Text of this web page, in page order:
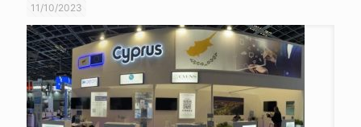
11/10/2023